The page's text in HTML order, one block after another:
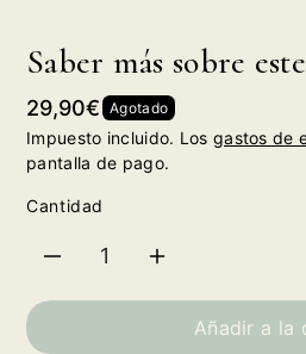
Saber más sobre
Precio
habitual
29,90€ Agotado
Impuesto incluido. Los gastos de
pantalla de pago.
Cantidad
cantidad
Añadir a la